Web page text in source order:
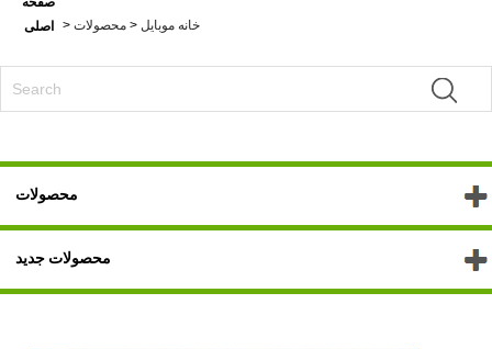
اصلی
> محصولات > خانه موبایل
محصولات
محصولات جدید